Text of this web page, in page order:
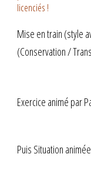
licenciés !
Mise en train (style
(Conservation /
Exercice animé par
Puis Situation animée